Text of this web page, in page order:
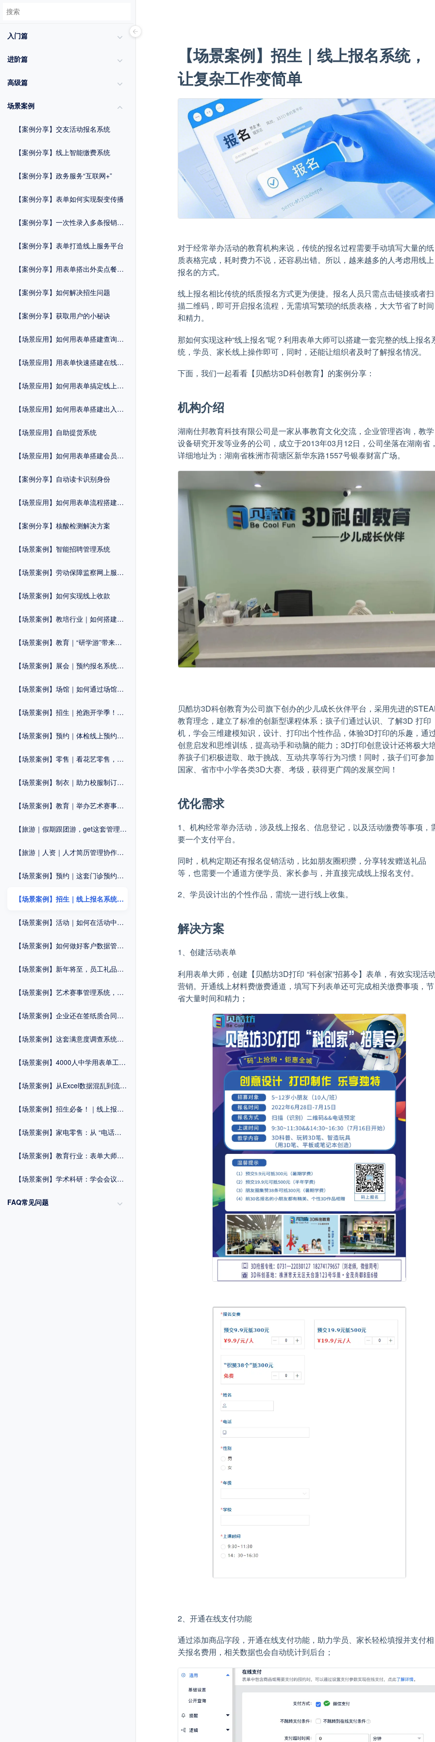
入门篇
进阶篇
高级篇
场景案例
【案例分享】交友活动报名系统
【案例分享】线上智能缴费系统
【案例分享】政务服务“互联网+”
【案例分享】表单如何实现裂变传播
【案例分享】一次性录入多条报销记录
【案例分享】表单打造线上服务平台
【案例分享】用表单搭出外卖点餐系统
【案例分享】如何解决招生问题
【案例分享】获取用户的小秘诀
【场景应用】如何用表单搭建查询系统
【场景应用】用表单快速搭建在线商城
【场景应用】如何用表单搞定线上预约
【场景应用】如何用表单搭建出入管理系统
【场景应用】自助提货系统
【场景应用】如何用表单搭建会员管理系统？
【案例分享】自动读卡识别身份
【场景应用】如何用表单流程搭建维修申报系统？
【案例分享】核酸检测解决方案
【场景案例】智能招聘管理系统
【场景案例】劳动保障监察网上服务平台
【场景案例】如何实现线上收款
【场景案例】教培行业｜如何搭建自己的活动报名系统？
【场景案例】教育｜“研学游”带来报名热！简化流程，招生工作一步到位
【场景案例】展会｜预约报名系统，优化展会流程，拒绝“忙乱杂”
【场景案例】场馆｜如何通过场馆预约系统提升运营效率？
【场景案例】招生｜抢跑开学季！这套「招生系统」提前收藏
【场景案例】预约｜体检线上预约系统怎么做？
【场景案例】零售｜看花艺零售，如何打造自己的线上商城？
【场景案例】制衣｜助力校服制订流程化，提高管理效率！
【场景案例】教育｜举办艺术赛事，这套活动解决方案建议知道！
【旅游｜假期跟团游，get这套管理系统，提升效率不止一点！
【旅游｜人资｜人才简历管理协作工具，让招聘更轻松！
【场景案例】预约｜这套门诊预约系统，助力“医”路畅通
【场景案例】招生｜线上报名系统，让复杂工作变简单
【场景案例】活动｜如何在活动中一站式完成报名+签到+核销？
【场景案例】如何做好客户数据管理？这个方法很重要！
【场景案例】新年将至，员工礼品兑换系统，速来get！
【场景案例】艺术赛事管理系统，轻松报考一步到位！
【场景案例】企业还在签纸质合同？2025年，电子合同了解一下？
【场景案例】这套满意度调查系统，让医院服务大升级！
【场景案例】4000人中学用表单工具破解3大招生难题，零代码提效翻倍！
【场景案例】从Excel数据混乱到流程自动化：这家制造企业如何用表单工具实现管理破局？
【场景案例】招生必备！｜线上报名系统一键破解信息收集难题
【场景案例】家电零售：从 “电话依赖” 到 “扫码全流程管理”
【场景案例】教育行业：表单大师赋能报名管理与毕业流程优化方案
【场景案例】学术科研：学会会议组织与数据统计方案
FAQ常见问题
【场景案例】招生｜线上报名系统，
让复杂工作变简单
对于经常举办活动的教育机构来说，传统的报名过程需要手动填写大量的纸
质表格完成，耗时费力不说，还容易出错。所以，越来越多的人考虑用线上
报名的方式。
线上报名相比传统的纸质报名方式更为便捷。报名人员只需点击链接或者扫
描二维码，即可开启报名流程，无需填写繁琐的纸质表格，大大节省了时间
和精力。
那如何实现这种“线上报名”呢？利用表单大师可以搭建一套完整的线上报名
统，学员、家长线上操作即可，同时，还能让组织者及时了解报名情况。
下面，我们一起看看【贝酷坊3D科创教育】的案例分享：
机构介绍
湖南仕邦教育科技有限公司是一家从事教育文化交流，企业管理咨询，教学
设备研究开发等业务的公司，成立于2013年03月12日，公司坐落在湖南省
详细地址为：湖南省株洲市荷塘区新华东路1557号银泰财富广场。
贝酷坊3D科创教育为公司旗下创办的少儿成长伙伴平台，采用先进的
教育理念，建立了标准的创新型课程体系；孩子们通过认识、了解3D 打印
机，学会三维建模知识，设计、打印出个性作品，体验3D打印的乐趣，通
创意启发和思维训练，提高动手和动脑的能力；3D打印创意设计还将极大
养孩子们积极进取、敢于挑战、互动共享等行为习惯！同时，孩子们可参加
国家、省市中小学各类3D大赛、考级，获得更广阔的发展空间！
优化需求
1、机构经常举办活动，涉及线上报名、信息登记，以及活动缴费等事项，
要一个支付平台。
同时，机构定期还有报名促销活动，比如朋友圈积攒，分享转发赠送礼品
等，也需要一个通道方便学员、家长参与，并直接完成线上报名支付。
2、学员设计出的个性作品，需统一进行线上收集。
解决方案
1、创建活动表单
利用表单大师，创建【贝酷坊3D打印 “科创家”招募令】表单，有效实现活
营销。开通线上材料费缴费通道，填写下列表单还可完成相关缴费事项，节
省大量时间和精力；
2、开通在线支付功能
通过添加商品字段，开通在线支付功能，助力学员、家长轻松填报并支付相
关报名费用，相关数据也会自动统计到后台；